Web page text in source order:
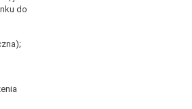
do